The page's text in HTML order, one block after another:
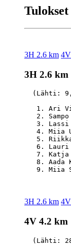
Tulokset
3H 2.6 km
3H 2.6 km
(Lähti:
1. Ari
2.
3.
4. Miia
5.
6.
7.
8. Aada
3H 2.6 km
4V 4.2 km
(Lähti: